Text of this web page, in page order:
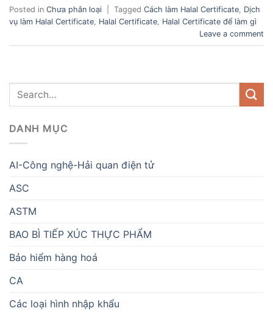
Posted in Chưa phân loại Tagged Cách làm Halal Certificate Dịch
vụ làm Halal Certificate Halal Certificate Halal Certificate để làm gì
Leave a comment
DANH MỤC
AI-Công nghệ-Hải quan điện tử
ASC
ASTM
BAO BÌ TIẾP XÚC THỰC PHẨM
Bảo hiểm hàng hoá
CA
Các loại hình nhập khẩu